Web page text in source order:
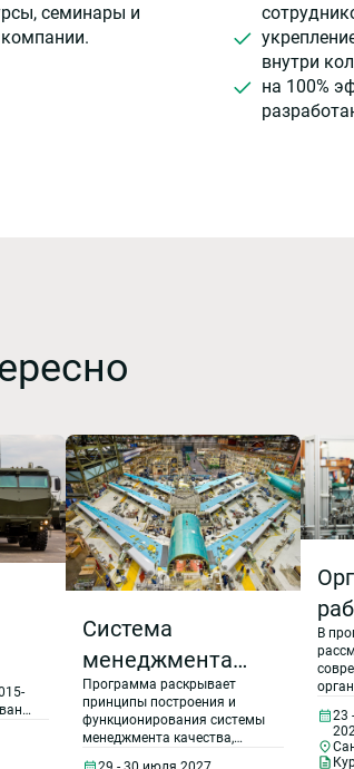
семинары и
внутри
на 100%
Система
менеджмента
качества
организаций
авиационной,
Программа раскрывает
принципы построения и
функционирования системы
менеджмента качества,
В
23